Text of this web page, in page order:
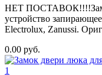
НЕТ
устройство
Electrolux, Zanussi.
0.00 руб.